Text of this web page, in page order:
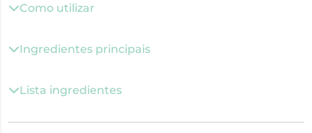
Como utilizar
Ingredientes principais
Lista ingredientes